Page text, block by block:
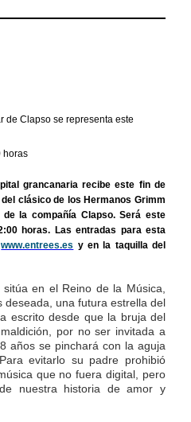
de Clapso se representa este
horas
grancanaria recibe este fin de
clásico de los Hermanos Grimm
la compañía Clapso. Será este
horas. Las entradas para esta
www.entrees.es y en la taquilla del
sitúa en el Reino de la Música,
deseada, una futura estrella del
escrito desde que la bruja del
por no ser invitada a
años se pinchará con la aguja
evitarlo su padre prohibió
que no fuera digital, pero
nuestra historia de amor y